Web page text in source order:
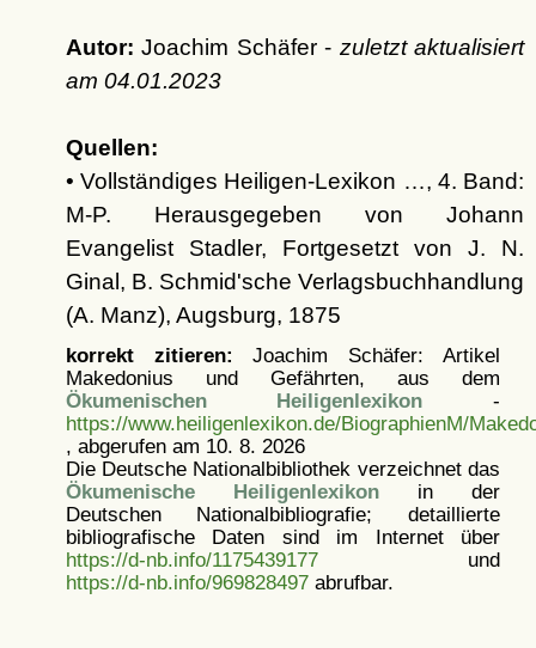
Autor: Joachim Schäfer - zuletzt aktualisiert
am 04.01.2023
Quellen:
• Vollständiges Heiligen-Lexikon …, 4. Band:
M-P. Herausgegeben von Johann
Evangelist Stadler, Fortgesetzt von J. N.
Ginal, B. Schmid'sche Verlagsbuchhandlung
(A. Manz), Augsburg, 1875
korrekt zitieren: Joachim Schäfer: Artikel
Makedonius und Gefährten, aus dem
Ökumenischen Heiligenlexikon -
https://www.heiligenlexikon.de/BiographienM/
, abgerufen am 10. 8. 2026
Die Deutsche Nationalbibliothek verzeichnet das
Ökumenische Heiligenlexikonin der
Deutschen Nationalbibliografie; detaillierte
bibliografische Daten sind im Internet über
https://d-nb.info/1175439177und
https://d-nb.info/969828497abrufbar.